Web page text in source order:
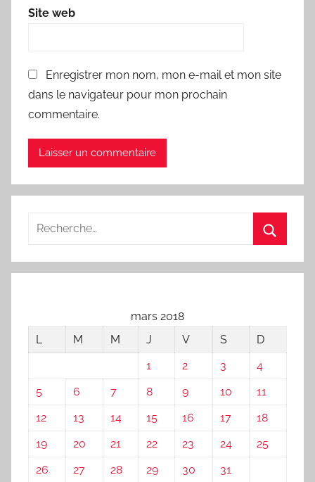
Site web
Enregistrer mon nom, mon e-mail et mon site
dans le navigateur pour mon prochain
commentaire.
mars 2018
L
M M J V S
D
1
2 3
4
5
6 7 8 9 10
11
12
13 14 15 16 17
18
19
20 21 22 23 24
25
26
27 28 29 30 31